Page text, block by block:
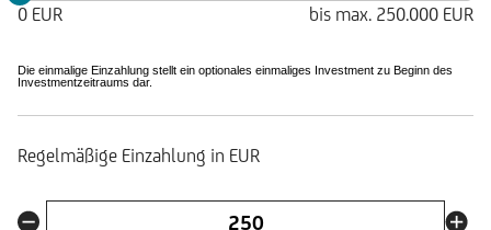
0 EUR bis max. 250.000 EUR
Die einmalige Einzahlung stellt ein optionales einmaliges Investment zu Beginn des
Investmentzeitraums dar.
Regelmäßige Einzahlung in EUR